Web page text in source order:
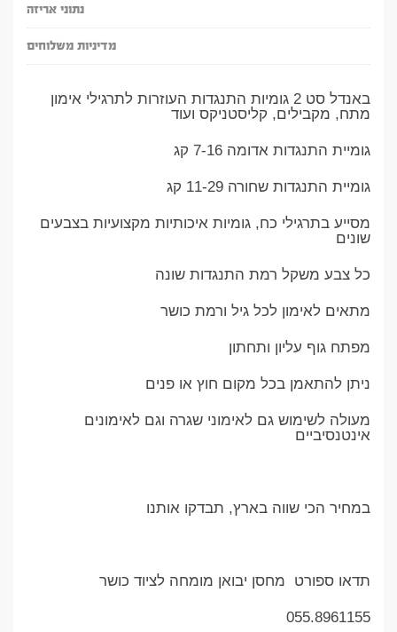
נתוני אריזה
מדיניות משלוחים
באנדל סט 2 גומיות התנגדות העוזרות לתרגילי אימון
מתח, מקבילים, קליסטניקס ועוד
גומיית התנגדות אדומה 7-16 קג
גומיית התנגדות שחורה 11-29 קג
מסייע בתרגילי כח, גומיות איכותיות מקצועיות בצבעים
שונים
כל צבע משקל רמת התנגדות שונה
מתאים לאימון לכל גיל ורמת כושר
מפתח גוף עליון ותחתון
ניתן להתאמן בכל מקום חוץ או פנים
מעולה לשימוש גם לאימוני שגרה וגם לאימונים
אינטנסיביים
במחיר הכי שווה בארץ, תבדקו אותנו
תדאו ספורט מחסן יבואן מומחה לציוד כושר
055.8961155